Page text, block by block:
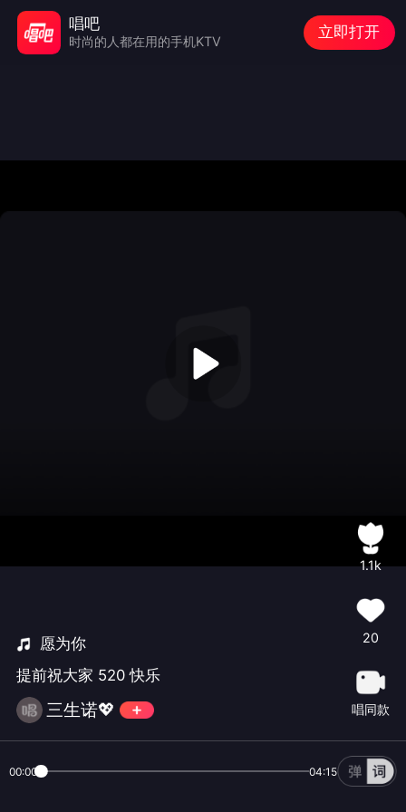
愿为你
提前祝大家 520 快乐
三生诺💖
1.1k
20
唱同款
00:00 04:15
唱吧
时尚的人都在用的手机KTV
立即打开